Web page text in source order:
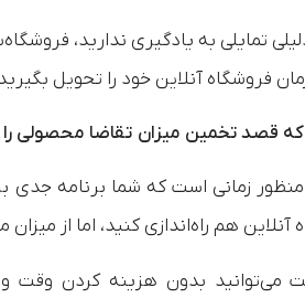
تمایلی به یادگیری ندارید،
فروشگاه آنلاین خود را تحویل
قصد تخمین میزان تقاضا محصولی را
زمانی است که شما برنامه جدی
هم راه‌اندازی کنید، اما از
می‌توانید بدون هزینه کردن وقت و